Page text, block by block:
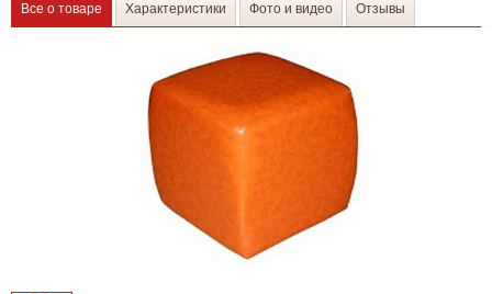
Все о товаре Характеристики Фото и видео Отзывы